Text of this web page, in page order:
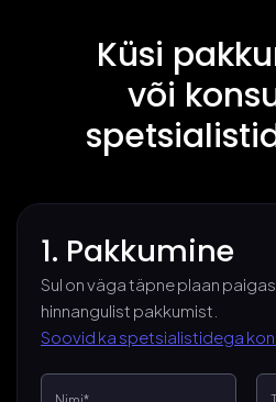
Küsi
või
1. Pakkumine
Sul on väga täpne plaan
hinnangulist pakkumist.
Soovid ka spetsialistidega